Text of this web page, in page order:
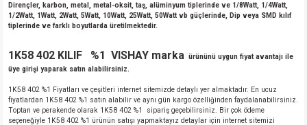
Dirençler, karbon, metal, metal-oksit, taş, alüminyum tiplerinde ve 1/8Watt, 1/4Watt,
1/2Watt, 1Watt, 2Watt, 5Watt, 10Watt, 25Watt, 50Watt vb güçlerinde, Dip veya SMD kılıf
tiplerinde ve farklı boyutlarda üretilmektedir.
1K58 402 KILIF %1 VISHAY marka ürününü uygun fiyat avantajı ile
üye girişi yaparak satın alabilirsiniz.
1K58 402 %1 Fiyatları ve çeşitleri internet sitemizde detaylı yer almaktadır. En ucuz
fiyatlardan 1K58 402 %1 satın alabilir ve aynı gün kargo özelliğinden faydalanabilirsiniz.
Toptan ve perakende olarak 1K58 402 %1 sipariş geçebilirsiniz. Bir çok ödeme
seçeneğiyle 1K58 402 %1 ürünün satışı yapmaktayız detaylar için internet sitemizi